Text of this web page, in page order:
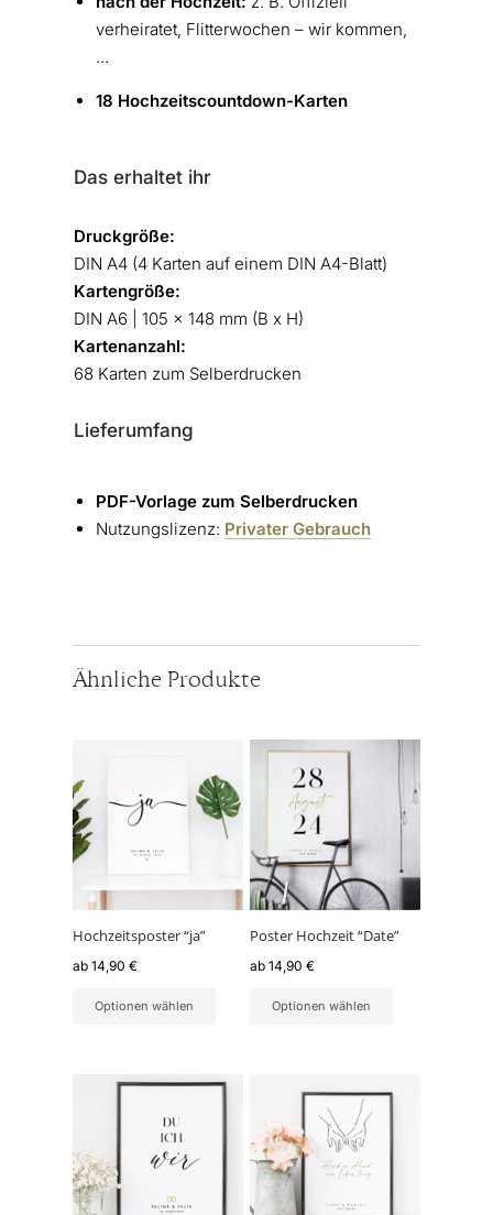
verheiratet, Flitterwochen – wir kommen,
...
18 Hochzeitscountdown-Karten
Das erhaltet ihr
Druckgröße:
DIN A4 (4 Karten auf einem DIN A4-Blatt)
Kartengröße:
DIN A6 | 105 x 148 mm (B x H)
Kartenanzahl:
68 Karten zum Selberdrucken
Lieferumfang
PDF-Vorlage zum Selberdrucken
Nutzungslizenz: Privater Gebrauch
Ähnliche Produkte
Hochzeitsposter “ja”
ab 14,90 €
Optionen wählen
weist
mehrere
Varianten
auf.
Die
Optionen
können
auf
Produktseite
Poster Hochzeit “Date”
ab14,90€
Optionen wählen
Dieses
Produkt
mehrere
auf.
Die
Optionen
können
auf
Produktseite
Dieses
mehrere
Varianten
auf.
weist
mehrere
Varianten